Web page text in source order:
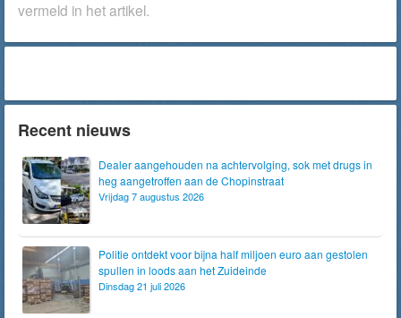
vermeld in het artikel.
Recent nieuws
Dealer aangehouden na achtervolging, sok met drugs in
heg aangetroffen aan de Chopinstraat
Vrijdag 7 augustus 2026
Politie ontdekt voor bijna half miljoen euro aan gestolen
spullen in loods aan het Zuideinde
Dinsdag 21 juli 2026